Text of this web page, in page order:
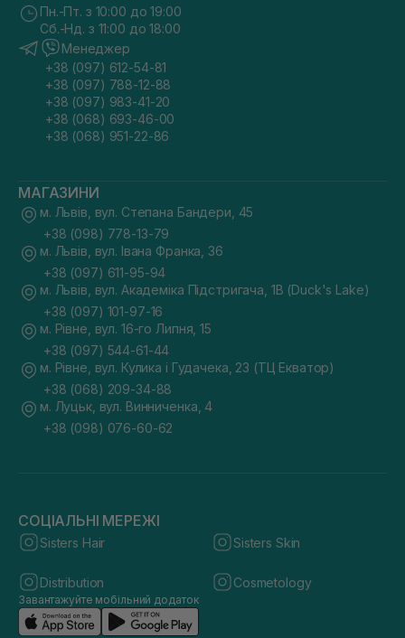
Пн.-Пт. з 10:00 до 19:00
Сб.-Нд. з 11:00 до 18:00
Менеджер
+38 (097) 612-54-81
+38 (097) 788-12-88
+38 (097) 983-41-20
+38 (068) 693-46-00
+38 (068) 951-22-86
МАГАЗИНИ
м. Львів, вул. Степана Бандери, 45
+38 (098) 778-13-79
м. Львів, вул. Івана Франка, 36
+38 (097) 611-95-94
м. Львів, вул. Академіка Підстригача, 1В (Duck's Lake)
+38 (097) 101-97-16
м. Рівне, вул. 16-го Липня, 15
+38 (097) 544-61-44
м. Рівне, вул. Кулика і Гудачека, 23 (ТЦ Екватор)
+38 (068) 209-34-88
м. Луцьк, вул. Винниченка, 4
+38 (098) 076-60-62
СОЦІАЛЬНІ МЕРЕЖІ
Sisters Hair Sisters Skin
Distribution Cosmetology
Завантажуйте мобільний додаток